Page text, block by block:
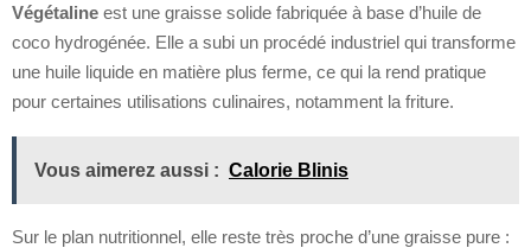
Végétaline est une graisse solide fabriquée à base d’huile de
coco hydrogénée. Elle a subi un procédé industriel qui transforme
une huile liquide en matière plus ferme, ce qui la rend pratique
pour certaines utilisations culinaires, notamment la friture.
Vous aimerez aussi : Calorie Blinis
Sur le plan nutritionnel, elle reste très proche d’une graisse pure :